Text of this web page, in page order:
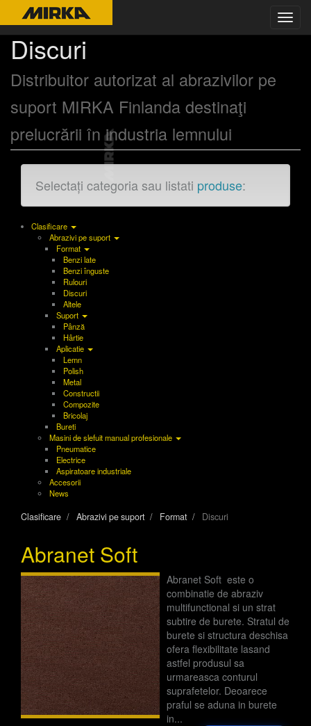
Discuri
Distribuitor autorizat al abrazivilor pe
suport MIRKA Finlanda destinaţi
prelucrării în industria lemnului
Selectați categoria sau listati produse:
Clasificare
Abrazivi pe suport
Format
Benzi late
Benzi înguste
Rulouri
Discuri
Altele
Suport
Pânză
Hârtie
Aplicatie
Lemn
Polish
Metal
Constructii
Compozite
Bricolaj
Bureti
Masini de slefuit manual profesionale
Pneumatice
Electrice
Aspiratoare industriale
Accesorii
News
Clasificare Abrazivi pe suport Format Discuri
Abranet Soft
Abranet Soft este o
combinatie de abraziv
multifunctional si un strat
subtire de burete. Stratul de
burete si structura deschisa
ofera flexibilitate lasand
astfel produsul sa
urmareasca conturul
suprafetelor. Deoarece
praful se aduna in burete
in...